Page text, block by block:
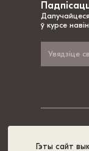
Гэты сайт
ў курсе